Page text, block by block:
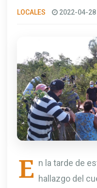
LOCALES 2022-04-
E n la tarde de
hallazgo del